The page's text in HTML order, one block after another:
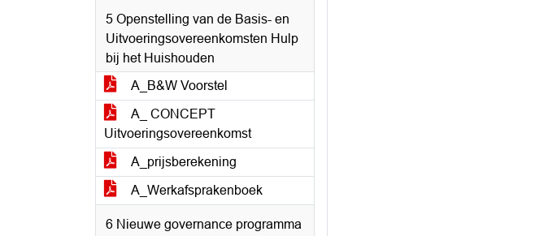
5 Openstelling van de Basis- en
Uitvoeringsovereenkomsten Hulp
bij het Huishouden
A_B&W Voorstel
A_ CONCEPT
Uitvoeringsovereenkomst
A_prijsberekening
A_Werkafsprakenboek
6 Nieuwe governance programma